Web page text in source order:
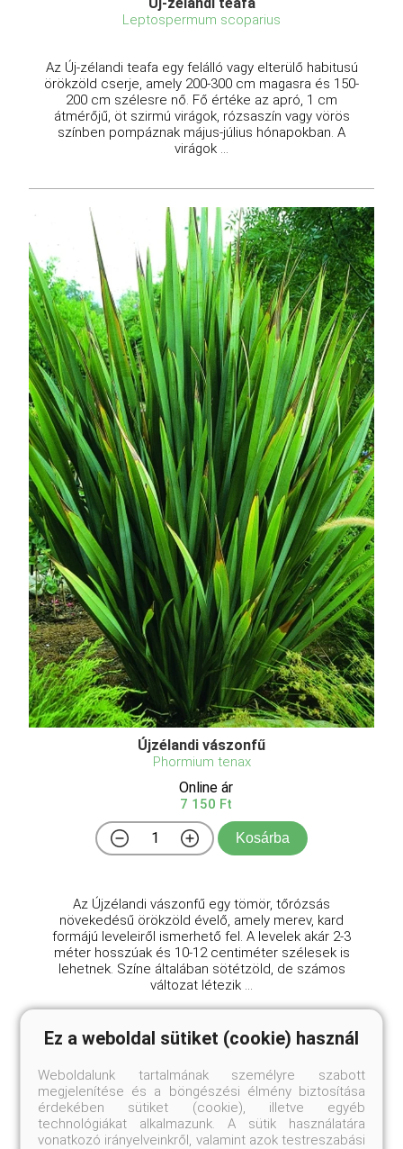
Új-zélandi teafa
Leptospermum scoparius
Az Új-zélandi teafa egy felálló vagy elterülő habitusú
örökzöld cserje, amely 200-300 cm magasra és 150-
200 cm szélesre nő. Fő értéke az apró, 1 cm
átmérőjű, öt szirmú virágok, rózsaszín vagy vörös
színben pompáznak május-július hónapokban. A
virágok ...
Újzélandi vászonfű
Phormium tenax
Online ár
7 150 Ft
Kosárba
Az Újzélandi vászonfű egy tömör, tőrózsás
növekedésű örökzöld évelő, amely merev, kard
formájú leveleiről ismerhető fel. A levelek akár 2-3
méter hosszúak és 10-12 centiméter szélesek is
lehetnek. Színe általában sötétzöld, de számos
változat létezik ...
Ez a weboldal sütiket (cookie) használ
Weboldalunk tartalmának személyre szabott
megjelenítése és a böngészési élmény biztosítása
érdekében sütiket (cookie), illetve egyéb
technológiákat alkalmazunk. A sütik használatára
vonatkozó irányelveinkről, valamint azok testreszabási